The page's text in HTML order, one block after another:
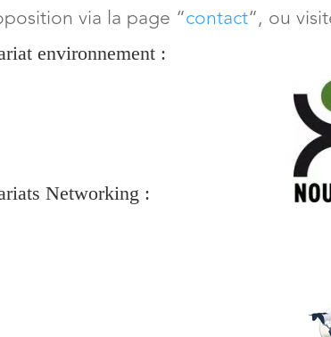
via la page “contact“, ou
environnement :
Networking :